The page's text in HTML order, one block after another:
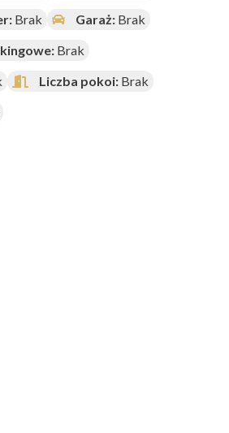
Brak Garaż: Brak
Brak
Liczba pokoi: Brak